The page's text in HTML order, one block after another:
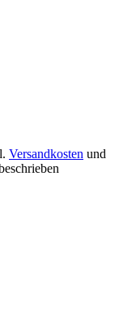
Versandkosten und